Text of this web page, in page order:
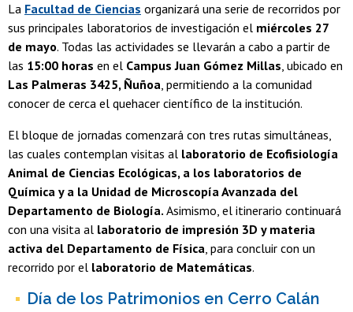
La Facultad de Ciencias organizará una serie de recorridos por
sus principales laboratorios de investigación el miércoles 27
de mayo. Todas las actividades se llevarán a cabo a partir de
las 15:00 horas en el Campus Juan Gómez Millas, ubicado en
Las Palmeras 3425, Ñuñoa, permitiendo a la comunidad
conocer de cerca el quehacer científico de la institución.
El bloque de jornadas comenzará con tres rutas simultáneas,
las cuales contemplan visitas al laboratorio de Ecofisiología
Animal de Ciencias Ecológicas, a los laboratorios de
Química y a la Unidad de Microscopía Avanzada del
Departamento de Biología. Asimismo, el itinerario continuará
con una visita al laboratorio de impresión 3D y materia
activa del Departamento de Física, para concluir con un
recorrido por el laboratorio de Matemáticas.
Día de los Patrimonios en Cerro Calán